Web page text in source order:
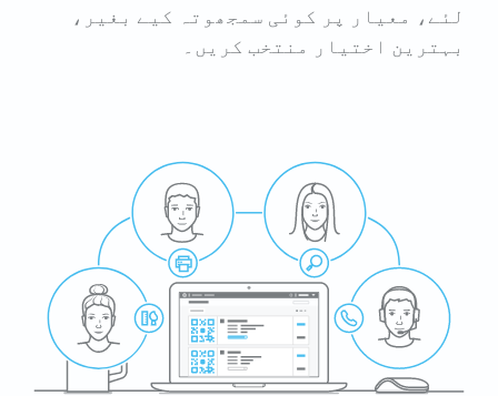
لئے، معیار پر کوئی سمجھوتہ کیے بغیر،
بہترین اختیار منتخب کریں۔